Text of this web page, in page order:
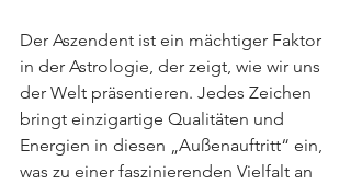
Der Aszendent ist ein mächtiger Faktor
in der Astrologie, der zeigt, wie wir uns
der Welt präsentieren. Jedes Zeichen
bringt einzigartige Qualitäten und
Energien in diesen „Außenauftritt“ ein,
was zu einer faszinierenden Vielfalt an